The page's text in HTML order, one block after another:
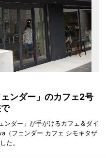
ンダー」のカフェ2号
ンダー」が手がけるカフェ＆ダイ
（フェンダー カフェ シモキタザ
た。